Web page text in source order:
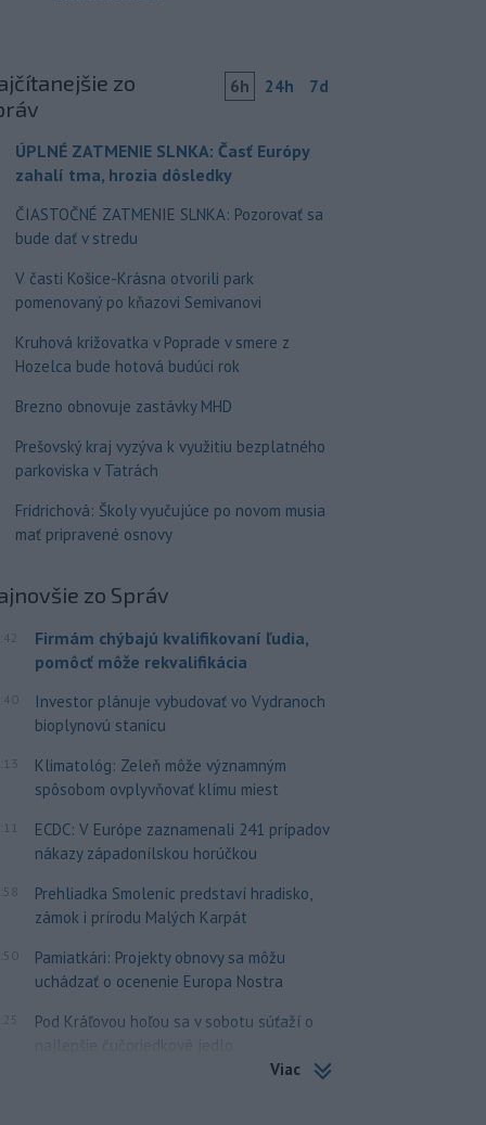
zo
6h 24h 7d
ÚPLNÉ ZATMENIE SLNKA: Časť Európy
zahalí tma, hrozia dôsledky
ČIASTOČNÉ ZATMENIE SLNKA: Pozorovať sa
bude dať v stredu
V časti Košice-Krásna otvorili park
pomenovaný po kňazovi Semivanovi
Kruhová križovatka v Poprade v smere z
Hozelca bude hotová budúci rok
Brezno obnovuje zastávky MHD
Prešovský kraj vyzýva k využitiu bezplatného
parkoviska v Tatrách
Fridrichová: Školy vyučujúce po novom musia
mať pripravené osnovy
zo Správ
Firmám chýbajú kvalifikovaní ľudia,
pomôcť môže rekvalifikácia
Investor plánuje vybudovať vo Vydranoch
bioplynovú stanicu
Klimatológ: Zeleň môže významným
spôsobom ovplyvňovať klímu miest
ECDC: V Európe zaznamenali 241 prípadov
nákazy západonílskou horúčkou
Prehliadka Smoleníc predstaví hradisko,
zámok i prírodu Malých Karpát
Pamiatkári: Projekty obnovy sa môžu
uchádzať o ocenenie Europa Nostra
Pod Kráľovou hoľou sa v sobotu súťaží o
najlepšie čučoriedkové jedlo
Viac